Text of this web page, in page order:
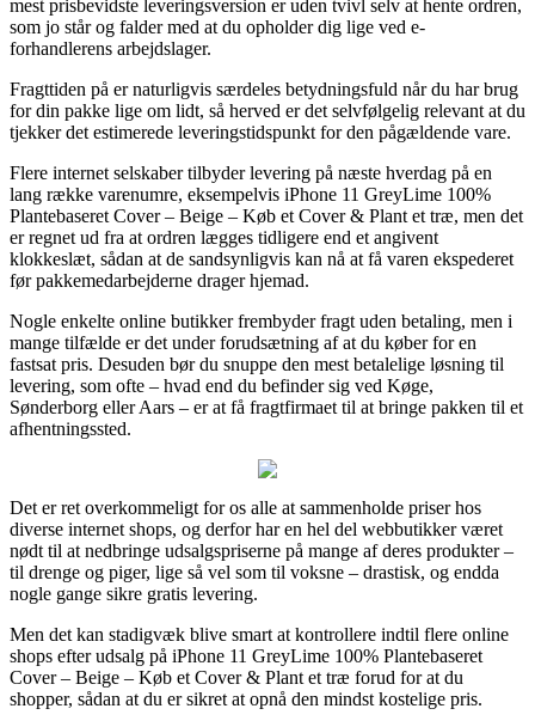
mest prisbevidste leveringsversion er uden tvivl selv at hente ordren,
som jo står og falder med at du opholder dig lige ved e-
forhandlerens arbejdslager.
Fragttiden på er naturligvis særdeles betydningsfuld når du har brug
for din pakke lige om lidt, så herved er det selvfølgelig relevant at du
tjekker det estimerede leveringstidspunkt for den pågældende vare.
Flere internet selskaber tilbyder levering på næste hverdag på en
lang række varenumre, eksempelvis iPhone 11 GreyLime 100%
Plantebaseret Cover – Beige – Køb et Cover & Plant et træ, men det
er regnet ud fra at ordren lægges tidligere end et angivent
klokkeslæt, sådan at de sandsynligvis kan nå at få varen ekspederet
før pakkemedarbejderne drager hjemad.
Nogle enkelte online butikker frembyder fragt uden betaling, men i
mange tilfælde er det under forudsætning af at du køber for en
fastsat pris. Desuden bør du snuppe den mest betalelige løsning til
levering, som ofte – hvad end du befinder sig ved Køge,
Sønderborg eller Aars – er at få fragtfirmaet til at bringe pakken til et
afhentningssted.
Det er ret overkommeligt for os alle at sammenholde priser hos
diverse internet shops, og derfor har en hel del webbutikker været
nødt til at nedbringe udsalgspriserne på mange af deres produkter –
til drenge og piger, lige så vel som til voksne – drastisk, og endda
nogle gange sikre gratis levering.
Men det kan stadigvæk blive smart at kontrollere indtil flere online
shops efter udsalg på iPhone 11 GreyLime 100% Plantebaseret
Cover – Beige – Køb et Cover & Plant et træ forud for at du
shopper, sådan at du er sikret at opnå den mindst kostelige pris.